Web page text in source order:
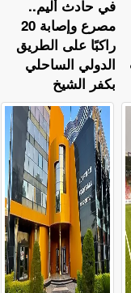
في حادث أليم..
مصرع وإصابة 20
راكبًا على الطريق
الدولي الساحلي
بكفر الشيخ